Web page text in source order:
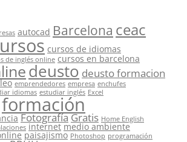
autocad Barcelona ceac
cursos de idiomas
de inglés online cursos en barcelona
deusto deusto formacion
emprendedores empresa enchufes
idiomas estudiar inglés Excel
formación
FotografíaGratis Home English
internet medio ambiente
paisajismo Photoshop programación